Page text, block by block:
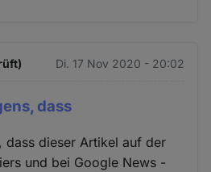
Di. 17 Nov 2020 - 20:02
dass
dass dieser Artikel auf der
und bei Google News -